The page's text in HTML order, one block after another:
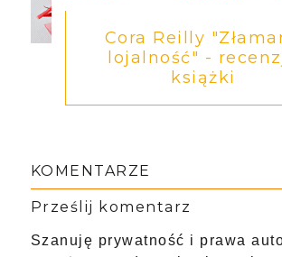
Cora Reilly
lojalność" -
książki
KOMENTARZE
Prześlij komentarz
Szanuję prywatność i prawa